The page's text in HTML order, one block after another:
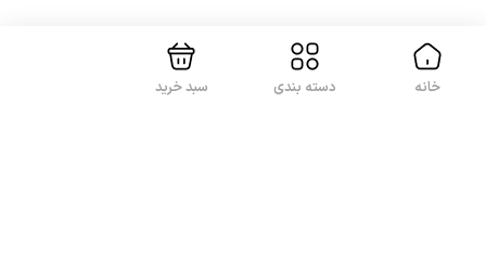
با ما همراه باشید
خانه دسته بندی سبد خرید